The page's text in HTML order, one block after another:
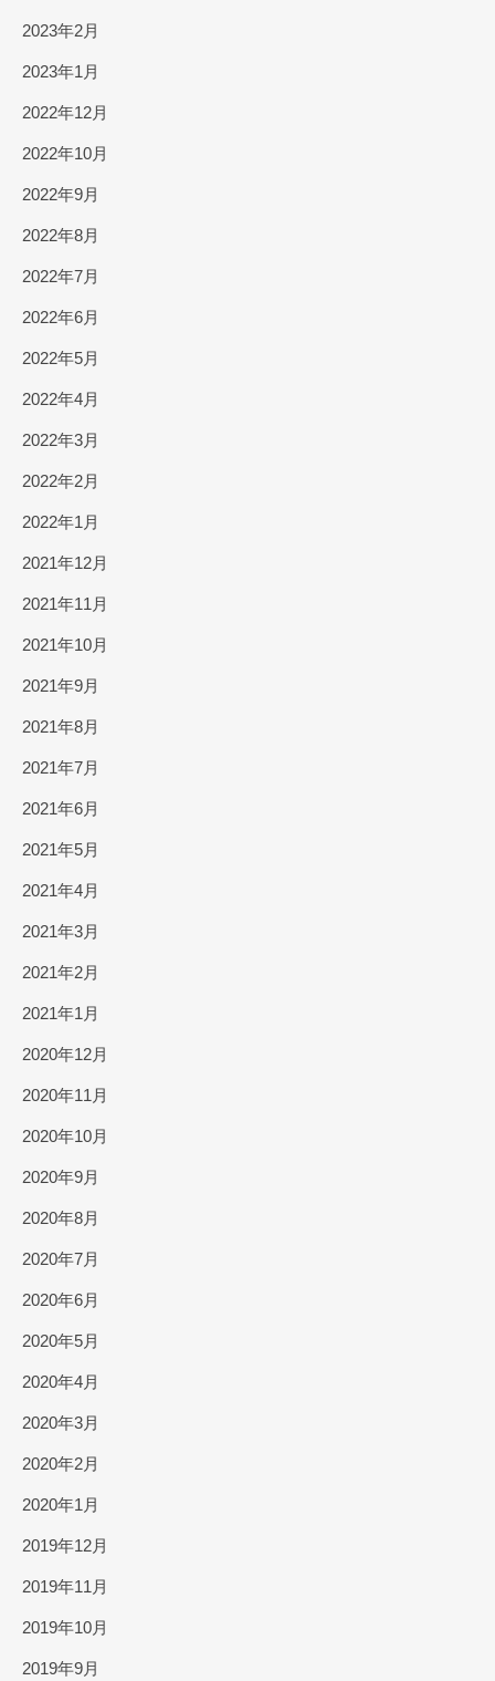
2023年2月
2023年1月
2022年12月
2022年10月
2022年9月
2022年8月
2022年7月
2022年6月
2022年5月
2022年4月
2022年3月
2022年2月
2022年1月
2021年12月
2021年11月
2021年10月
2021年9月
2021年8月
2021年7月
2021年6月
2021年5月
2021年4月
2021年3月
2021年2月
2021年1月
2020年12月
2020年11月
2020年10月
2020年9月
2020年8月
2020年7月
2020年6月
2020年5月
2020年4月
2020年3月
2020年2月
2020年1月
2019年12月
2019年11月
2019年10月
2019年9月